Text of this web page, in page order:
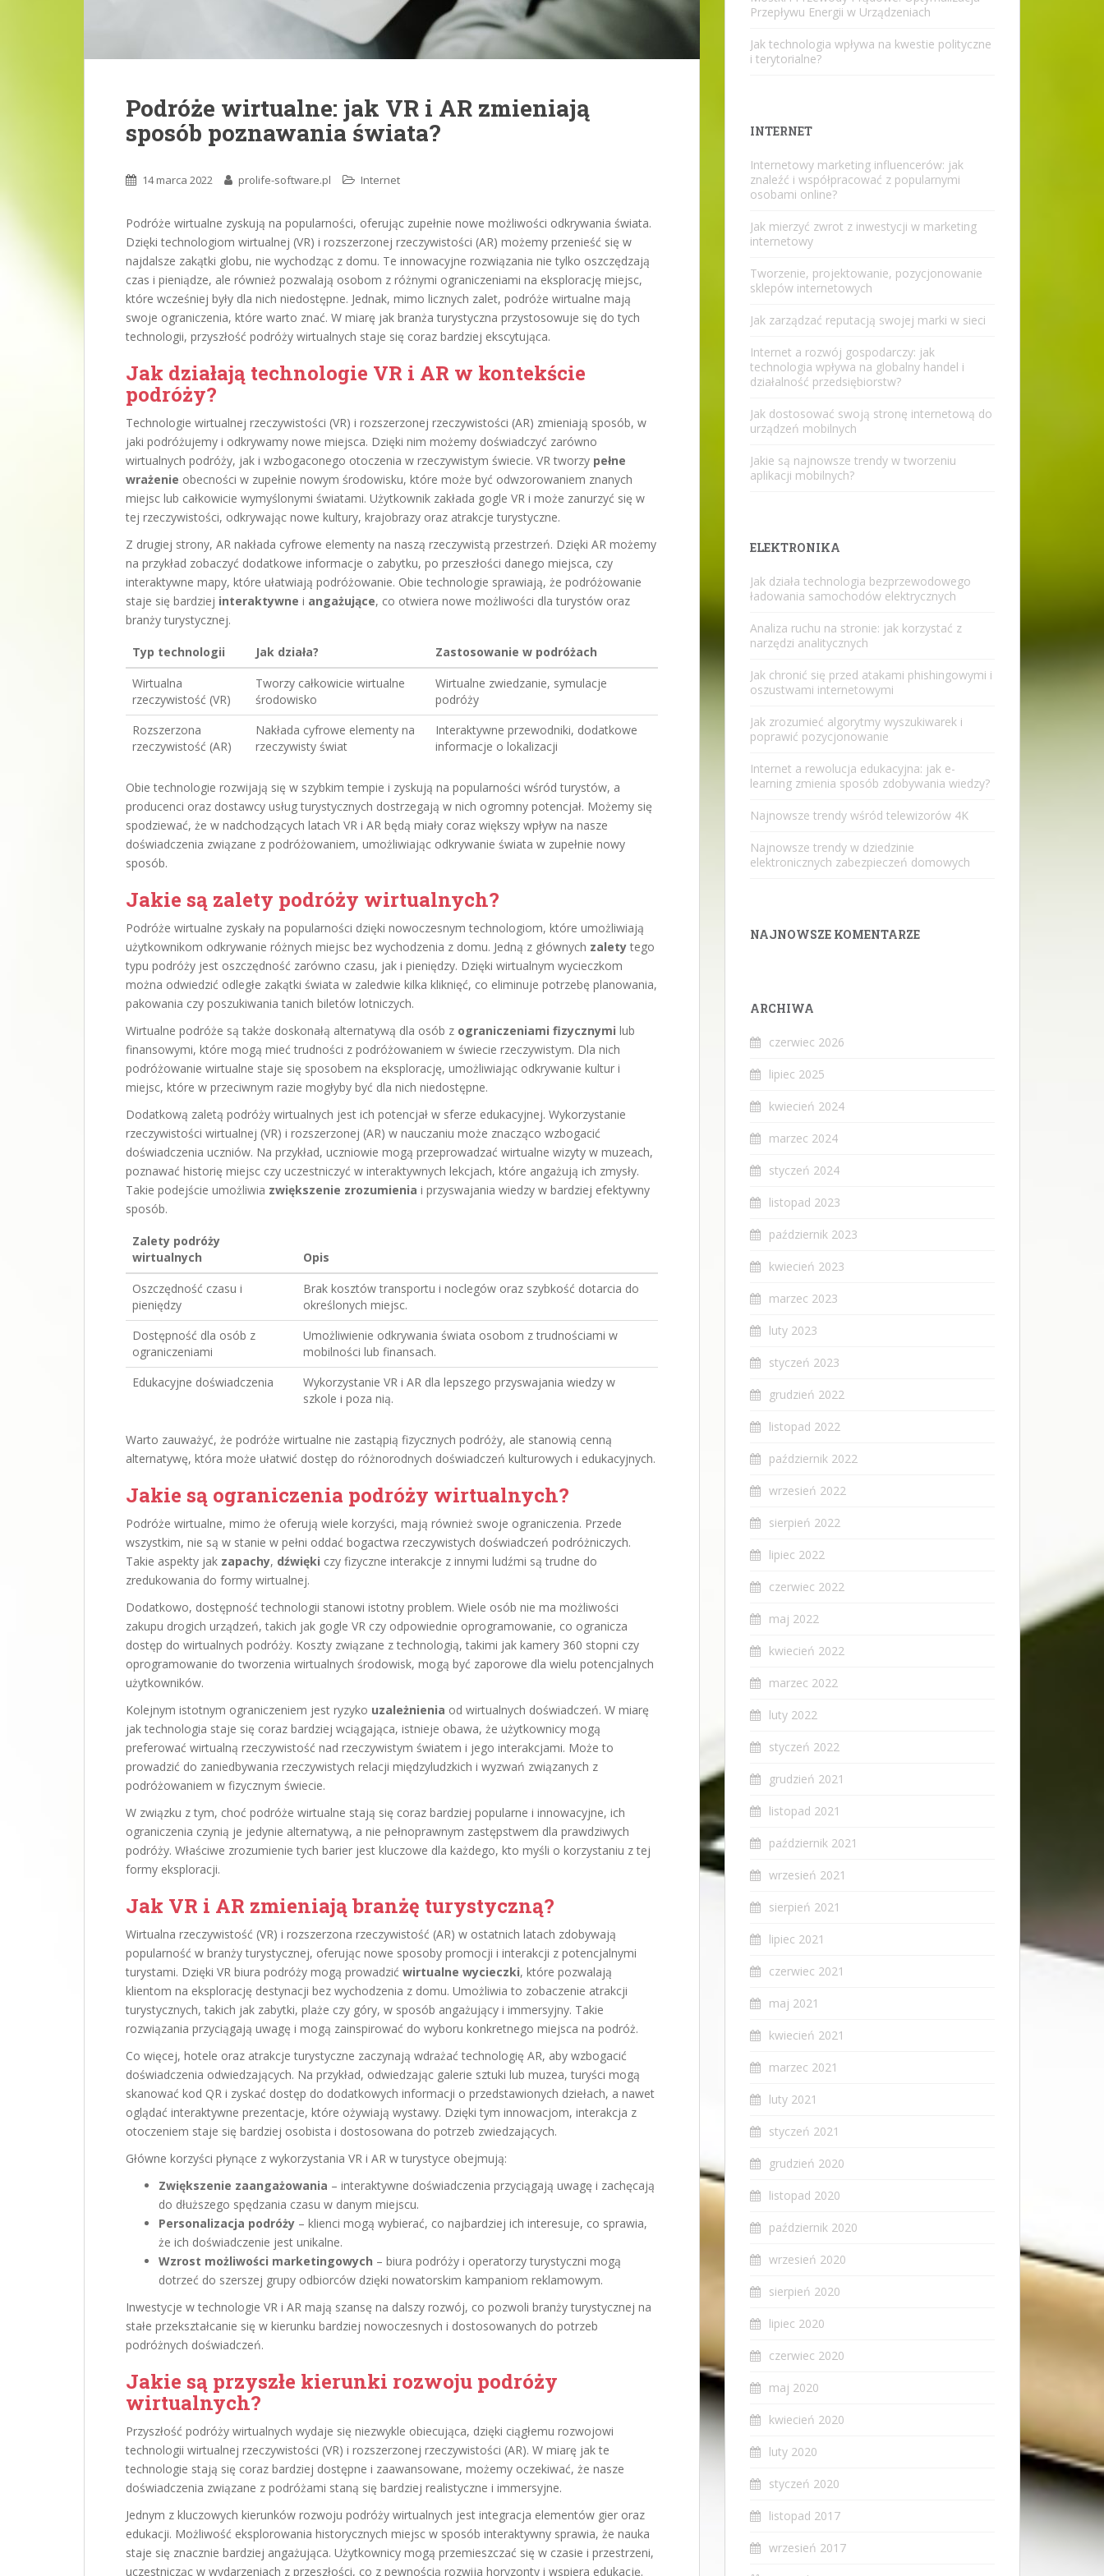
Podróże wirtualne: jak VR i AR zmieniają
sposób poznawania świata?
14 marca 2022 prolife-software.pl Internet
Podróże wirtualne zyskują na popularności, oferując zupełnie nowe możliwości odkrywania świata.
Dzięki technologiom wirtualnej (VR) i rozszerzonej rzeczywistości (AR) możemy przenieść się w
najdalsze zakątki globu, nie wychodząc z domu. Te innowacyjne rozwiązania nie tylko oszczędzają
czas i pieniądze, ale również pozwalają osobom z różnymi ograniczeniami na eksplorację miejsc,
które wcześniej były dla nich niedostępne. Jednak, mimo licznych zalet, podróże wirtualne mają
swoje ograniczenia, które warto znać. W miarę jak branża turystyczna przystosowuje się do tych
technologii, przyszłość podróży wirtualnych staje się coraz bardziej ekscytująca.
Jak działają technologie VR i AR w kontekście
podróży?
Technologie wirtualnej rzeczywistości (VR) i rozszerzonej rzeczywistości (AR) zmieniają sposób, w
jaki podróżujemy i odkrywamy nowe miejsca. Dzięki nim możemy doświadczyć zarówno
wirtualnych podróży, jak i wzbogaconego otoczenia w rzeczywistym świecie. VR tworzy pełne
wrażenie obecności w zupełnie nowym środowisku, które może być odwzorowaniem znanych
miejsc lub całkowicie wymyślonymi światami. Użytkownik zakłada gogle VR i może zanurzyć się w
tej rzeczywistości, odkrywając nowe kultury, krajobrazy oraz atrakcje turystyczne.
Z drugiej strony, AR nakłada cyfrowe elementy na naszą rzeczywistą przestrzeń. Dzięki AR możemy
na przykład zobaczyć dodatkowe informacje o zabytku, po przeszłości danego miejsca, czy
interaktywne mapy, które ułatwiają podróżowanie. Obie technologie sprawiają, że podróżowanie
staje się bardziej interaktywne i angażujące, co otwiera nowe możliwości dla turystów oraz
branży turystycznej.
Typ technologii Jak działa?
Zastosowanie w podróżach
Wirtualna
rzeczywistość (VR)
Tworzy całkowicie wirtualne
środowisko
Wirtualne zwiedzanie, symulacje
podróży
Rozszerzona
rzeczywistość (AR)
Nakłada cyfrowe elementy na
rzeczywisty świat
Interaktywne przewodniki, dodatkowe
informacje o lokalizacji
Obie technologie rozwijają się w szybkim tempie i zyskują na popularności wśród turystów, a
producenci oraz dostawcy usług turystycznych dostrzegają w nich ogromny potencjał. Możemy się
spodziewać, że w nadchodzących latach VR i AR będą miały coraz większy wpływ na nasze
doświadczenia związane z podróżowaniem, umożliwiając odkrywanie świata w zupełnie nowy
sposób.
Jakie są zalety podróży wirtualnych?
Podróże wirtualne zyskały na popularności dzięki nowoczesnym technologiom, które umożliwiają
użytkownikom odkrywanie różnych miejsc bez wychodzenia z domu. Jedną z głównych zalety tego
typu podróży jest oszczędność zarówno czasu, jak i pieniędzy. Dzięki wirtualnym wycieczkom
można odwiedzić odległe zakątki świata w zaledwie kilka kliknięć, co eliminuje potrzebę planowania,
pakowania czy poszukiwania tanich biletów lotniczych.
Wirtualne podróże są także doskonałą alternatywą dla osób z ograniczeniami fizycznymi lub
finansowymi, które mogą mieć trudności z podróżowaniem w świecie rzeczywistym. Dla nich
podróżowanie wirtualne staje się sposobem na eksplorację, umożliwiając odkrywanie kultur i
miejsc, które w przeciwnym razie mogłyby być dla nich niedostępne.
Dodatkową zaletą podróży wirtualnych jest ich potencjał w sferze edukacyjnej. Wykorzystanie
rzeczywistości wirtualnej (VR) i rozszerzonej (AR) w nauczaniu może znacząco wzbogacić
doświadczenia uczniów. Na przykład, uczniowie mogą przeprowadzać wirtualne wizyty w muzeach,
poznawać historię miejsc czy uczestniczyć w interaktywnych lekcjach, które angażują ich zmysły.
Takie podejście umożliwia zwiększenie zrozumienia i przyswajania wiedzy w bardziej efektywny
sposób.
Zalety podróży
wirtualnych
Opis
Oszczędność czasu i
pieniędzy
Brak kosztów transportu i noclegów oraz szybkość dotarcia do
określonych miejsc.
Dostępność dla osób z
ograniczeniami
Umożliwienie odkrywania świata osobom z trudnościami w
mobilności lub finansach.
Edukacyjne doświadczenia
Wykorzystanie VR i AR dla lepszego przyswajania wiedzy w
szkole i poza nią.
Warto zauważyć, że podróże wirtualne nie zastąpią fizycznych podróży, ale stanowią cenną
alternatywę, która może ułatwić dostęp do różnorodnych doświadczeń kulturowych i edukacyjnych.
Jakie są ograniczenia podróży wirtualnych?
Podróże wirtualne, mimo że oferują wiele korzyści, mają również swoje ograniczenia. Przede
wszystkim, nie są w stanie w pełni oddać bogactwa rzeczywistych doświadczeń podróżniczych.
Takie aspekty jak zapachy, dźwięki czy fizyczne interakcje z innymi ludźmi są trudne do
zredukowania do formy wirtualnej.
Dodatkowo, dostępność technologii stanowi istotny problem. Wiele osób nie ma możliwości
zakupu drogich urządzeń, takich jak gogle VR czy odpowiednie oprogramowanie, co ogranicza
dostęp do wirtualnych podróży. Koszty związane z technologią, takimi jak kamery 360 stopni czy
oprogramowanie do tworzenia wirtualnych środowisk, mogą być zaporowe dla wielu potencjalnych
użytkowników.
Kolejnym istotnym ograniczeniem jest ryzyko uzależnienia od wirtualnych doświadczeń. W miarę
jak technologia staje się coraz bardziej wciągająca, istnieje obawa, że użytkownicy mogą
preferować wirtualną rzeczywistość nad rzeczywistym światem i jego interakcjami. Może to
prowadzić do zaniedbywania rzeczywistych relacji międzyludzkich i wyzwań związanych z
podróżowaniem w fizycznym świecie.
W związku z tym, choć podróże wirtualne stają się coraz bardziej popularne i innowacyjne, ich
ograniczenia czynią je jedynie alternatywą, a nie pełnoprawnym zastępstwem dla prawdziwych
podróży. Właściwe zrozumienie tych barier jest kluczowe dla każdego, kto myśli o korzystaniu z tej
formy eksploracji.
Jak VR i AR zmieniają branżę turystyczną?
Wirtualna rzeczywistość (VR) i rozszerzona rzeczywistość (AR) w ostatnich latach zdobywają
popularność w branży turystycznej, oferując nowe sposoby promocji i interakcji z potencjalnymi
turystami. Dzięki VR biura podróży mogą prowadzić wirtualne wycieczki, które pozwalają
klientom na eksplorację destynacji bez wychodzenia z domu. Umożliwia to zobaczenie atrakcji
turystycznych, takich jak zabytki, plaże czy góry, w sposób angażujący i immersyjny. Takie
rozwiązania przyciągają uwagę i mogą zainspirować do wyboru konkretnego miejsca na podróż.
Co więcej, hotele oraz atrakcje turystyczne zaczynają wdrażać technologię AR, aby wzbogacić
doświadczenia odwiedzających. Na przykład, odwiedzając galerie sztuki lub muzea, turyści mogą
skanować kod QR i zyskać dostęp do dodatkowych informacji o przedstawionych dziełach, a nawet
oglądać interaktywne prezentacje, które ożywiają wystawy. Dzięki tym innowacjom, interakcja z
otoczeniem staje się bardziej osobista i dostosowana do potrzeb zwiedzających.
Główne korzyści płynące z wykorzystania VR i AR w turystyce obejmują:
Zwiększenie zaangażowania – interaktywne doświadczenia przyciągają uwagę i zachęcają
do dłuższego spędzania czasu w danym miejscu.
Personalizacja podróży – klienci mogą wybierać, co najbardziej ich interesuje, co sprawia,
że ich doświadczenie jest unikalne.
Wzrost możliwości marketingowych – biura podróży i operatorzy turystyczni mogą
dotrzeć do szerszej grupy odbiorców dzięki nowatorskim kampaniom reklamowym.
Inwestycje w technologie VR i AR mają szansę na dalszy rozwój, co pozwoli branży turystycznej na
stałe przekształcanie się w kierunku bardziej nowoczesnych i dostosowanych do potrzeb
podróżnych doświadczeń.
Jakie są przyszłe kierunki rozwoju podróży
wirtualnych?
Przyszłość podróży wirtualnych wydaje się niezwykle obiecująca, dzięki ciągłemu rozwojowi
technologii wirtualnej rzeczywistości (VR) i rozszerzonej rzeczywistości (AR). W miarę jak te
technologie stają się coraz bardziej dostępne i zaawansowane, możemy oczekiwać, że nasze
doświadczenia związane z podróżami staną się bardziej realistyczne i immersyjne.
Jednym z kluczowych kierunków rozwoju podróży wirtualnych jest integracja elementów gier oraz
edukacji. Możliwość eksplorowania historycznych miejsc w sposób interaktywny sprawia, że nauka
staje się znacznie bardziej angażująca. Użytkownicy mogą przemieszczać się w czasie i przestrzeni,
uczestnicząc w wydarzeniach z przeszłości, co z pewnością rozwija horyzonty i wspiera edukację.
Przepływu Energii w Urządzeniach
Jak technologia wpływa na kwestie polityczne
i terytorialne?
INTERNET
Internetowy marketing influencerów: jak
znaleźć i współpracować z popularnymi
osobami online?
Jak mierzyć zwrot z inwestycji w marketing
internetowy
Tworzenie, projektowanie, pozycjonowanie
sklepów internetowych
Jak zarządzać reputacją swojej marki w sieci
Internet a rozwój gospodarczy: jak
technologia wpływa na globalny handel i
działalność przedsiębiorstw?
Jak dostosować swoją stronę internetową do
urządzeń mobilnych
Jakie są najnowsze trendy w tworzeniu
aplikacji mobilnych?
ELEKTRONIKA
Jak działa technologia bezprzewodowego
ładowania samochodów elektrycznych
Analiza ruchu na stronie: jak korzystać z
narzędzi analitycznych
Jak chronić się przed atakami phishingowymi i
oszustwami internetowymi
Jak zrozumieć algorytmy wyszukiwarek i
poprawić pozycjonowanie
Internet a rewolucja edukacyjna: jak e-
learning zmienia sposób zdobywania wiedzy?
Najnowsze trendy wśród telewizorów 4K
Najnowsze trendy w dziedzinie
elektronicznych zabezpieczeń domowych
NAJNOWSZE KOMENTARZE
ARCHIWA
czerwiec 2026
lipiec 2025
kwiecień 2024
marzec 2024
styczeń 2024
listopad 2023
październik 2023
kwiecień 2023
marzec 2023
luty 2023
styczeń 2023
grudzień 2022
listopad 2022
październik 2022
wrzesień 2022
sierpień 2022
lipiec 2022
czerwiec 2022
maj 2022
kwiecień 2022
marzec 2022
luty 2022
styczeń 2022
grudzień 2021
listopad 2021
październik 2021
wrzesień 2021
sierpień 2021
lipiec 2021
czerwiec 2021
maj 2021
kwiecień 2021
marzec 2021
luty 2021
styczeń 2021
grudzień 2020
listopad 2020
październik 2020
wrzesień 2020
sierpień 2020
lipiec 2020
czerwiec 2020
maj 2020
kwiecień 2020
luty 2020
styczeń 2020
listopad 2017
wrzesień 2017